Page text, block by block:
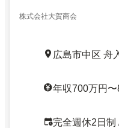
株式会社大賀商会
広島市中区 舟
年収700万円〜
完全週休2日制